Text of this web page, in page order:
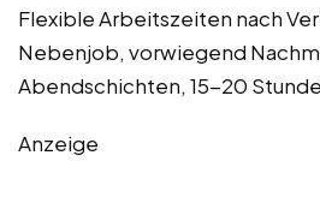
Flexible Arbeitszeiten nach
Nebenjob, vorwiegend
Abendschichten, 15-20
Anzeige